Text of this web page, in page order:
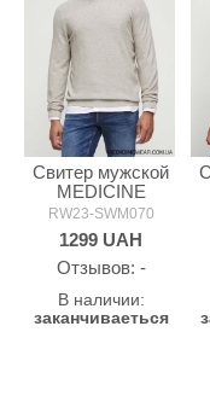
Свитер мужской
MEDICINE
RW23-SWM070
1299 UAH
Oтзывов: -
В наличии:
заканчиваеться